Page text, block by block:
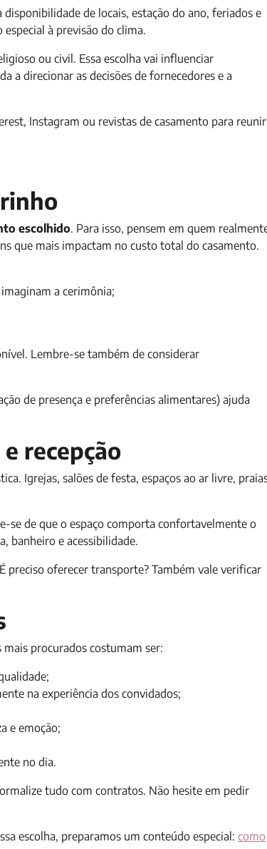
de locais, estação do ano, feriados e
à previsão do clima.
ou civil. Essa escolha vai influenciar
a direcionar as decisões de fornecedores e a
Instagram ou revistas de casamento para reunir
escolhido. Para isso, pensem em quem
que mais impactam no custo total do casamento.
a cerimônia;
Lembre-se também de considerar
de presença e preferências alimentares) ajuda
recepção
Igrejas, salões de festa, espaços ao ar livre,
se de que o espaço comporta confortavelmente o
banheiro e acessibilidade.
preciso oferecer transporte? Também vale verificar
procurados costumam ser:
na experiência dos convidados;
e emoção;
no dia.
tudo com contratos. Não hesite em pedir
escolha, preparamos um conteúdo especial: como